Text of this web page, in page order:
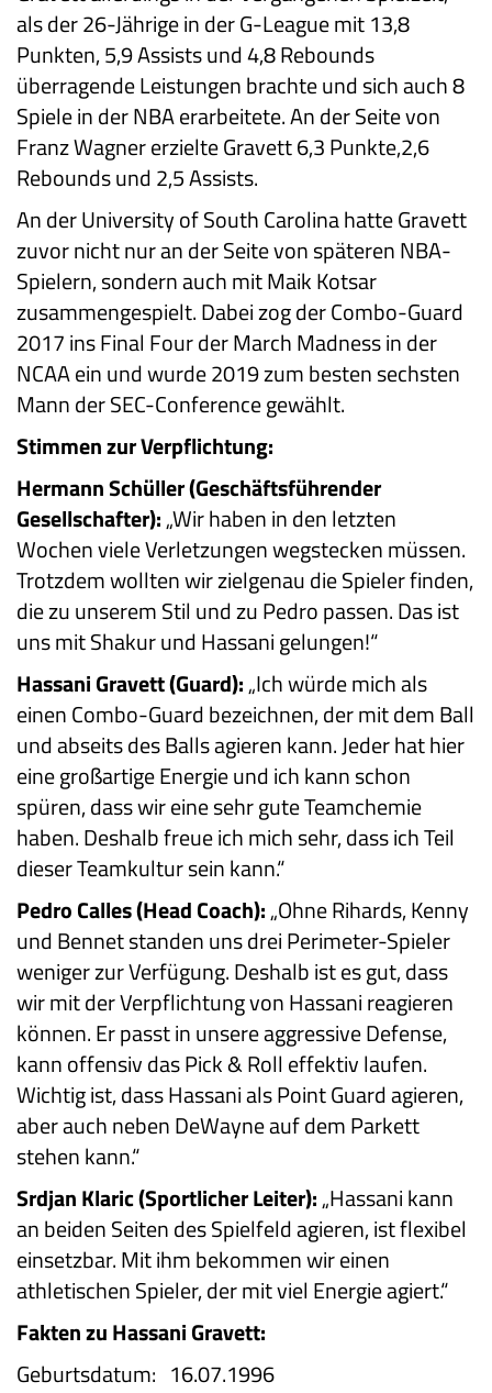
als der 26-Jährige in der G-League mit 13,8
Punkten, 5,9 Assists und 4,8 Rebounds
überragende Leistungen brachte und sich auch 8
Spiele in der NBA erarbeitete. An der Seite von
Franz Wagner erzielte Gravett 6,3 Punkte,2,6
Rebounds und 2,5 Assists.
An der University of South Carolina hatte Gravett
zuvor nicht nur an der Seite von späteren NBA-
Spielern, sondern auch mit Maik Kotsar
zusammengespielt. Dabei zog der Combo-Guard
2017 ins Final Four der March Madness in der
NCAA ein und wurde 2019 zum besten sechsten
Mann der SEC-Conference gewählt.
Stimmen zur Verpflichtung:
Hermann Schüller (Geschäftsführender
Gesellschafter):„Wir haben in den letzten
Wochen viele Verletzungen wegstecken müssen.
Trotzdem wollten wir zielgenau die Spieler finden,
die zu unserem Stil und zu Pedro passen. Das ist
uns mit Shakur und Hassani gelungen!“
Hassani Gravett (Guard):„Ich würde mich als
einen Combo-Guard bezeichnen, der mit dem Ball
und abseits des Balls agieren kann. Jeder hat hier
eine großartige Energie und ich kann schon
spüren, dass wir eine sehr gute Teamchemie
haben. Deshalb freue ich mich sehr, dass ich Teil
dieser Teamkultur sein kann.“
Pedro Calles (Head Coach):„Ohne Rihards, Kenny
und Bennet standen uns drei Perimeter-Spieler
weniger zur Verfügung. Deshalb ist es gut, dass
wir mit der Verpflichtung von Hassani reagieren
können. Er passt in unsere aggressive Defense,
kann offensiv das Pick & Roll effektiv laufen.
Wichtig ist, dass Hassani als Point Guard agieren,
aber auch neben DeWayne auf dem Parkett
stehen kann.“
Srdjan Klaric (Sportlicher Leiter):„Hassani kann
an beiden Seiten des Spielfeld agieren, ist flexibel
einsetzbar. Mit ihm bekommen wir einen
athletischen Spieler, der mit viel Energie agiert.“
Fakten zu Hassani Gravett:
Geburtsdatum: 16.07.1996